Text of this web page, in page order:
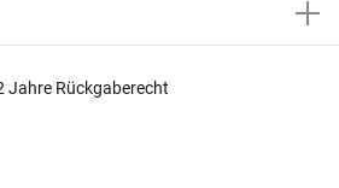
Jahre Rückgaberecht